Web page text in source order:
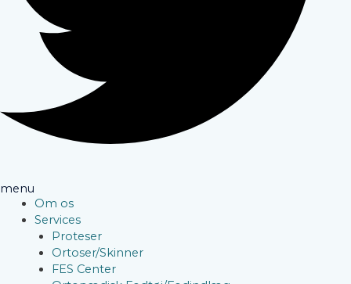
menu
Om os
Services
Proteser
Ortoser/Skinner
FES Center